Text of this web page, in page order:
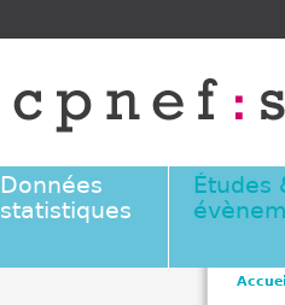
Données
statistiques
Études
Accueil